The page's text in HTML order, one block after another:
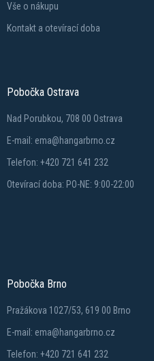
Vše o nákupu
Kontakt a otevírací doba
Pobočka Ostrava
Nad Porubkou, 708 00 Ostrava
E-mail: ema@hangarbrno.cz
Telefon: +420 721 641 232
Otevírací doba: PO-NE: 9:00-22:00
Pobočka Brno
Pražákova 1027/53, 619 00 Brno
E-mail: ema@hangarbrno.cz
Telefon: +420 721 641 232